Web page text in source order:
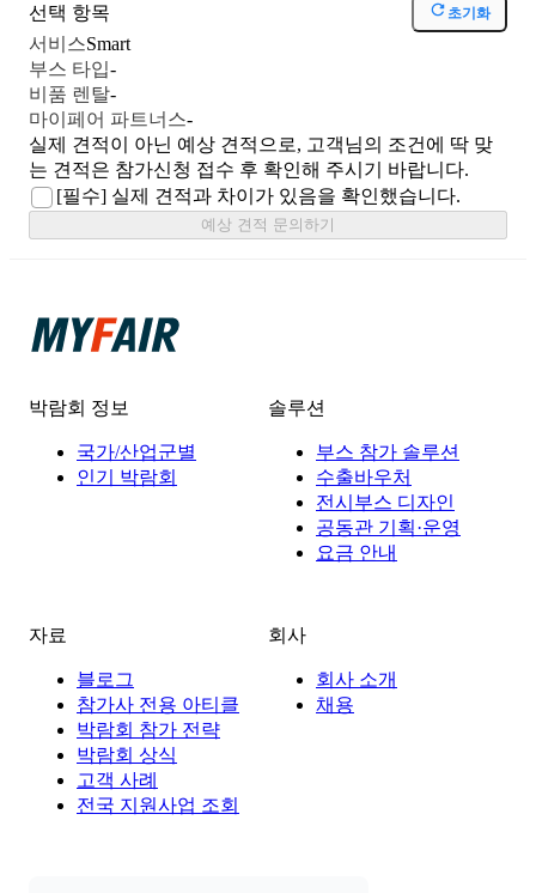
선택 항목
초기화
서비스Smart
부스 타입-
비품 렌탈-
마이페어 파트너스-
실제 견적이 아닌 예상 견적으로, 고객님의 조건에 딱 맞
는 견적은 참가신청 접수 후 확인해 주시기 바랍니다.
[필수] 실제 견적과 차이가 있음을 확인했습니다.
예상 견적 문의하기
박람회 정보
국가/산업군별
인기 박람회
솔루션
부스 참가 솔루션
수출바우처
전시부스 디자인
공동관 기획·운영
요금 안내
자료
블로그
참가사 전용 아티클
박람회 참가 전략
박람회 상식
고객 사례
전국 지원사업 조회
회사
회사 소개
채용